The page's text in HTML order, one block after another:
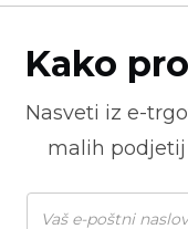
Kako
Nasveti iz e-
malih